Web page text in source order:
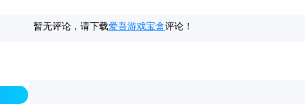
暂无评论，请下载爱吾游戏宝盒评论！